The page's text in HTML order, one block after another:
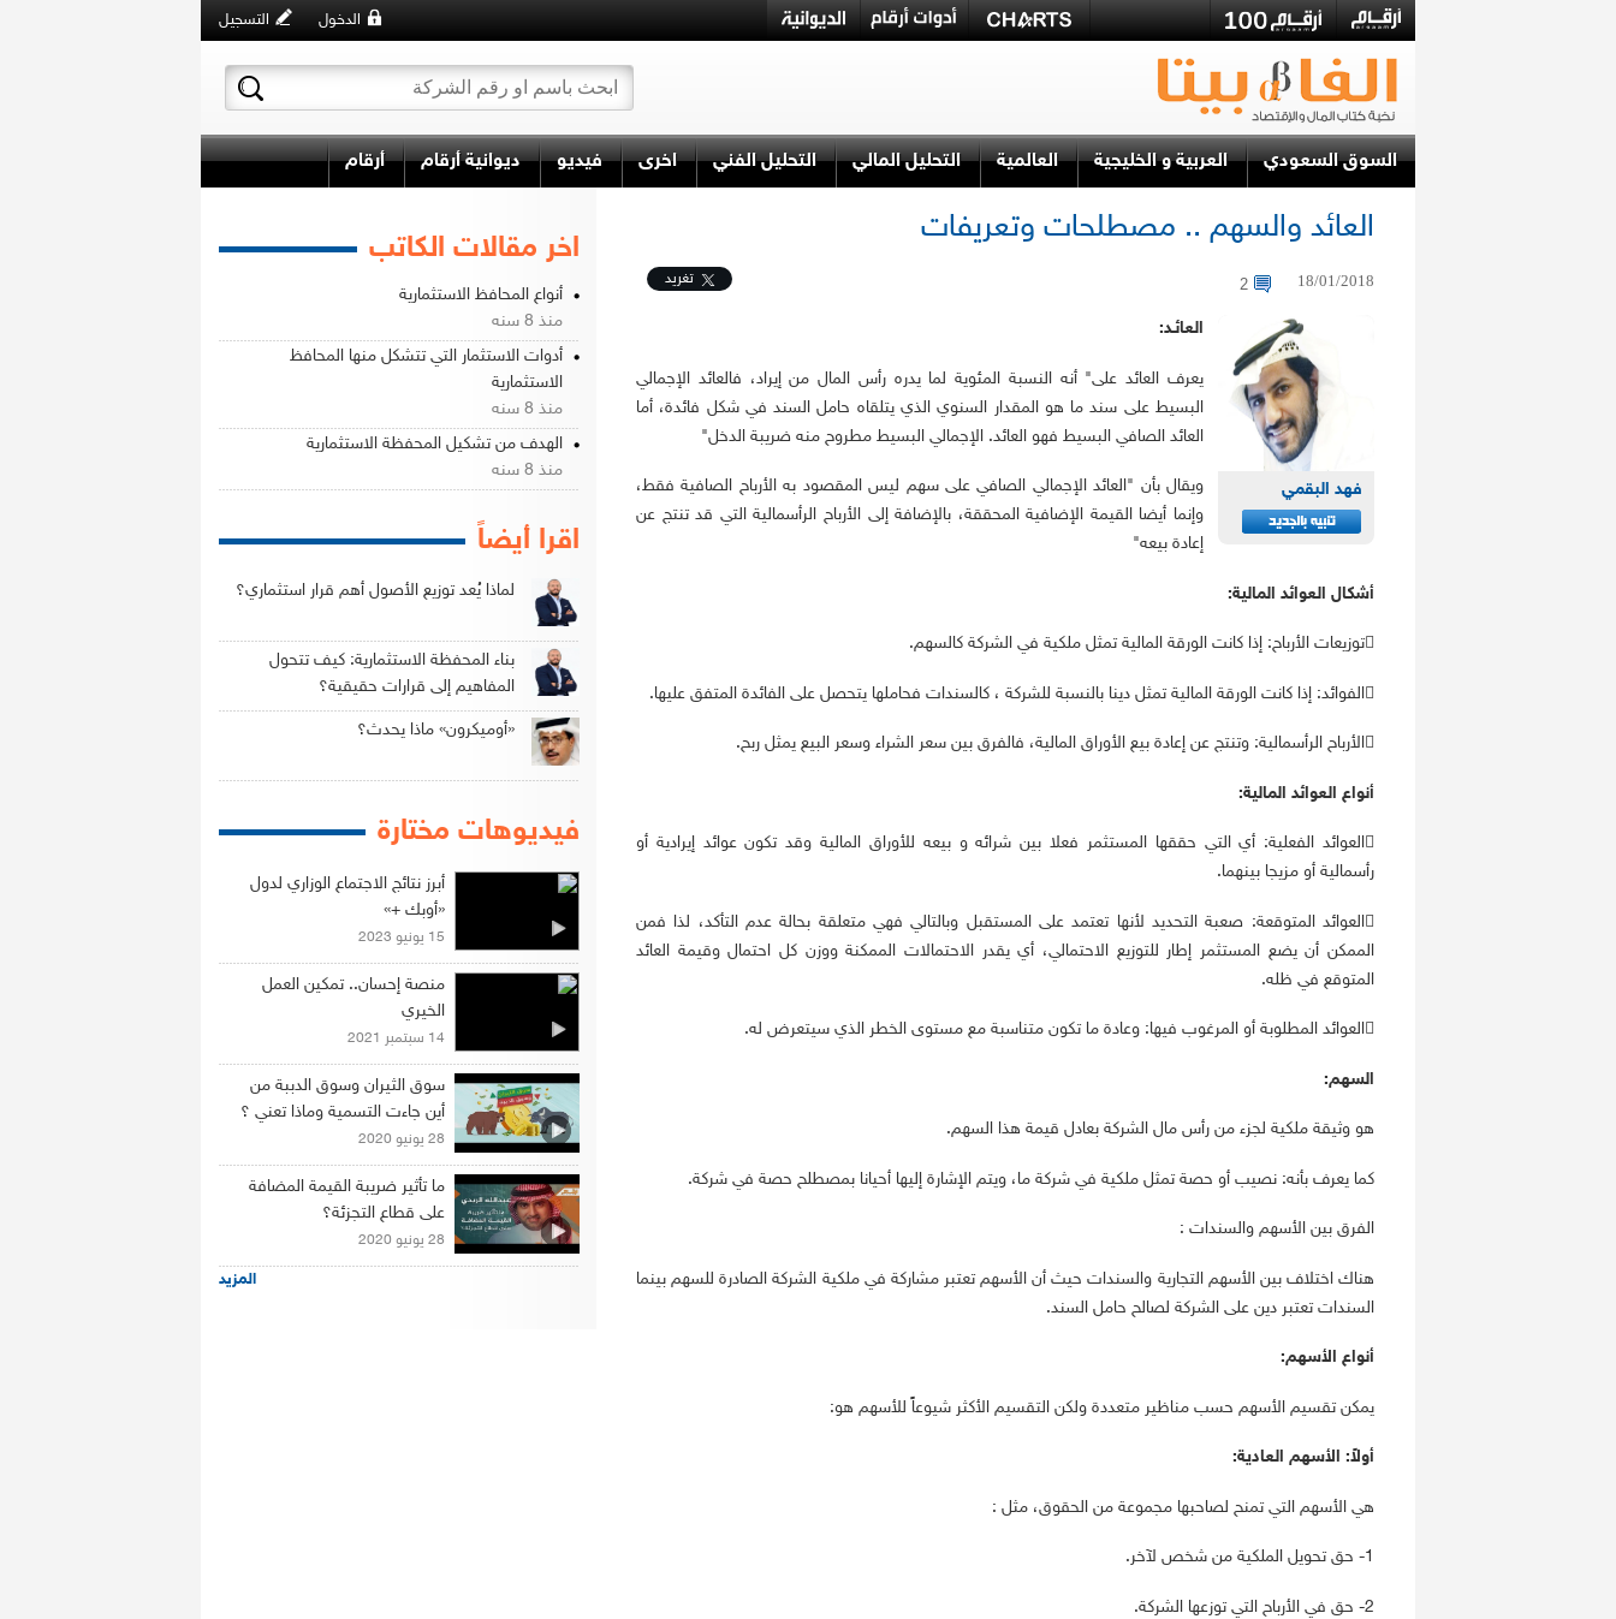
التسجيل الدخول
السوق السعودي العربية و الخليجية العالمية التحليل المالي التحليل الفني اخرى فيديو ديوانية أرقام أرقام
العائد والسهم .. مصطلحات وتعريفات
18/01/2018
2 تغريد
فهد البقمي
العائـد:
يعرف العائد على" أنه النسبة المئوية لما يدره رأس المال من إيراد، فالعائد الإجمالي
البسيط على سند ما هو المقدار السنوي الذي يتلقاه حامل السند في شكل فائدة، أما
العائد الصافي البسيط فهو العائد. الإجمالي البسيط مطروح منه ضريبة الدخل"
ويقال بأن "العائد الإجمالي الصافي على سهم ليس المقصود به الأرباح الصافية فقط،
وإنما أيضا القيمة الإضافية المحققة، بالإضافة إلى الأرباح الرأسمالية التي قد تنتج عن
إعادة بيعه"
أشكال العوائد المالية:
توزيعات الأرباح: إذا كانت الورقة المالية تمثل ملكية في الشركة كالسهم.
الفوائد: إذا كانت الورقة المالية تمثل دينا بالنسبة للشركة ، كالسندات فحاملها يتحصل على الفائدة المتفق عليها.
الأرباح الرأسمالية: وتنتج عن إعادة بيع الأوراق المالية، فالفرق بين سعر الشراء وسعر البيع يمثل ربح.
أنواع العوائد المالية:
العوائد الفعلية: أي التي حققها المستثمر فعلا بين شرائه و بيعه للأوراق المالية وقد تكون عوائد إيرادية أو
رأسمالية أو مزيجا بينهما.
العوائد المتوقعة: صعبة التحديد لأنها تعتمد على المستقبل وبالتالي فهي متعلقة بحالة عدم التأكد، لذا فمن
الممكن أن يضع المستثمر إطار للتوزيع الاحتمالي، أي يقدر الاحتمالات الممكنة ووزن كل احتمال وقيمة العائد
المتوقع في ظله.
العوائد المطلوبة أو المرغوب فيها: وعادة ما تكون متناسبة مع مستوى الخطر الذي سيتعرض له.
السهم:
هو وثيقة ملكية لجزء من رأس مال الشركة بعادل قيمة هذا السهم.
كما يعرف بأنه: نصيب أو حصة تمثل ملكية في شركة ما، ويتم الإشارة إليها أحيانا بمصطلح حصة في شركة.
الفرق بين الأسهم والسندات :
هناك اختلاف بين الأسهم التجارية والسندات حيث أن الأسهم تعتبر مشاركة في ملكية الشركة الصادرة للسهم بينما
السندات تعتبر دين على الشركة لصالح حامل السند.
أنواع الأسهم:
يمكن تقسيم الأسهم حسب مناظير متعددة ولكن التقسيم الأكثر شيوعاً للأسهم هو:
أولاً: الأسهم العادية:
هي الأسهم التي تمنح لصاحبها مجموعة من الحقوق، مثل :
1- حق تحويل الملكية من شخص لآخر.
2- حق في الأرباح التي توزعها الشركة.
اخر مقالات الكاتب
أنواع المحافظ الاستثمارية
منذ 8 سنه
أدوات الاستثمار التي تتشكل منها المحافظ
الاستثمارية
منذ 8 سنه
الهدف من تشكيل المحفظة الاستثمارية
منذ 8 سنه
اقرا أيضاً
لماذا يُعد توزيع الأصول أهم قرار استثماري؟
بناء المحفظة الاستثمارية: كيف تتحول
المفاهيم إلى قرارات حقيقية؟
«أوميكرون» ماذا يحدث؟
فيديوهات مختارة
أبرز نتائج الاجتماع الوزاري لدول
«أوبك +»
15 يونيو 2023
منصة إحسان.. تمكين العمل
الخيري
14 سبتمبر 2021
سوق الثيران وسوق الدببة من
أين جاءت التسمية وماذا تعني ؟
28 يونيو 2020
ما تأثير ضريبة القيمة المضافة
على قطاع التجزئة؟
28 يونيو 2020
المزيد